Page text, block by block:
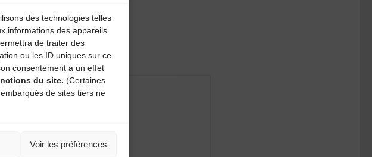
des technologies telles
informations des appareils.
de traiter des
ou les ID uniques sur ce
consentement a un effet
du site. (Certaines
de sites tiers ne
Voir les préférences